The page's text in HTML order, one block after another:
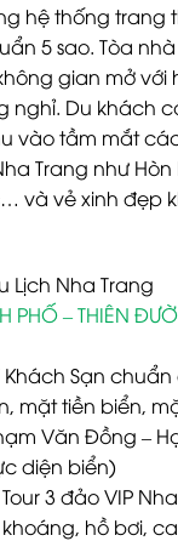
hệ thống trang
5 sao. Tòa
gian mở với
nghỉ. Du khách
vào tầm mắt
Trang như
và vẻ xinh đẹp
Lịch Nha Trang
PHỐ – THIÊN
Khách Sạn
mặt tiền biển,
Văn Đồng –
diện biển)
3 đảo VIP
hồ bơi,